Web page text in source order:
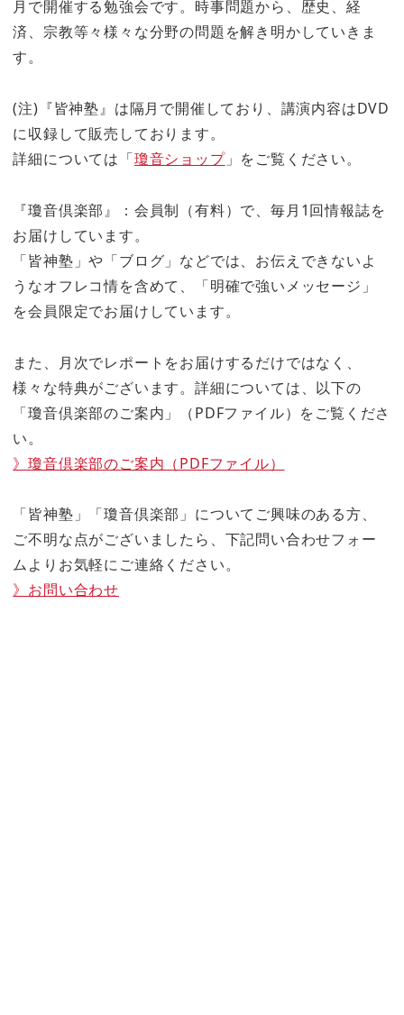
月で開催する勉強会です。時事問題から、歴史、経
済、宗教等々様々な分野の問題を解き明かしていきま
す。
(注)『皆神塾』は隔月で開催しており、講演内容はDVD
に収録して販売しております。
詳細については「瓊音ショップ」をご覧ください。
『瓊音倶楽部』：会員制（有料）で、毎月1回情報誌を
お届けしています。
「皆神塾」や「ブログ」などでは、お伝えできないよ
うなオフレコ情を含めて、「明確で強いメッセージ」
を会員限定でお届けしています。
また、月次でレポートをお届けするだけではなく、
様々な特典がございます。詳細については、以下の
「瓊音倶楽部のご案内」（PDFファイル）をご覧くださ
い。
》瓊音倶楽部のご案内（PDFファイル）
「皆神塾」「瓊音倶楽部」についてご興味のある方、
ご不明な点がございましたら、下記問い合わせフォー
ムよりお気軽にご連絡ください。
》お問い合わせ